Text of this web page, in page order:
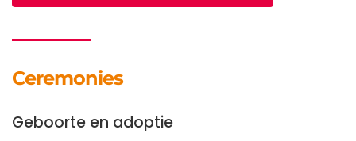
Ceremonies
Geboorte en adoptie